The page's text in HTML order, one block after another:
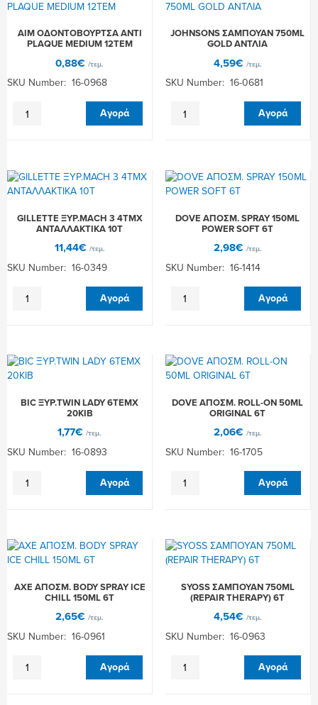
AIM ΟΔΟΝΤΟΒΟΥΡΤΣΑ ANTI
PLAQUE MEDIUM 12ΤΕΜ
0,88€ /τεμ.
SKU Number: 16-0968
Αγορά
AIM
ΟΔΟΝΤΟΒΟΥΡΤΣΑ
12ΤΕΜ
ποσότητα
JOHNSONS ΣΑΜΠΟΥΑΝ 750ML
GOLD ΑΝΤΛΙΑ
4,59€ /τεμ.
SKU Number: 16-0681
Αγορά
JOHNSONS
ποσότητα
GILLETTE ΞΥΡ.MACH 3 4TMX
ΑΝΤΑΛΛΑΚΤΙΚΑ 10Τ
11,44€ /τεμ.
SKU Number: 16-0349
Αγορά
GILLETTE
10Τ
ποσότητα
DOVE ΑΠΟΣΜ. SPRAY 150ML
POWER SOFT 6Τ
2,98€ /τεμ.
SKU Number: 16-1414
Αγορά
DOVE
SOFT
6Τ
BIC ΞΥΡ.TWIN LADY 6TEMX
20ΚΙΒ
1,77€ /τεμ.
SKU Number: 16-0893
Αγορά
BIC
ποσότητα
DOVE ΑΠΟΣΜ. ROLL-ON 50ML
ORIGINAL 6Τ
2,06€ /τεμ.
SKU Number: 16-1705
Αγορά
DOVE
ORIGINAL
6Τ
AXE ΑΠΟΣΜ. BODY SPRAY ICE
CHILL 150ML 6Τ
2,65€ /τεμ.
SKU Number: 16-0961
Αγορά
AXE
SYOSS ΣΑΜΠΟΥΑΝ 750ML
(REPAIR THERAPY) 6Τ
4,54€ /τεμ.
SKU Number: 16-0963
Αγορά
SYOSS